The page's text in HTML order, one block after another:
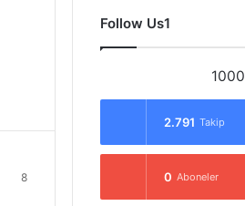
8
Follow Us1
1000
2.791 Takip
0 Aboneler